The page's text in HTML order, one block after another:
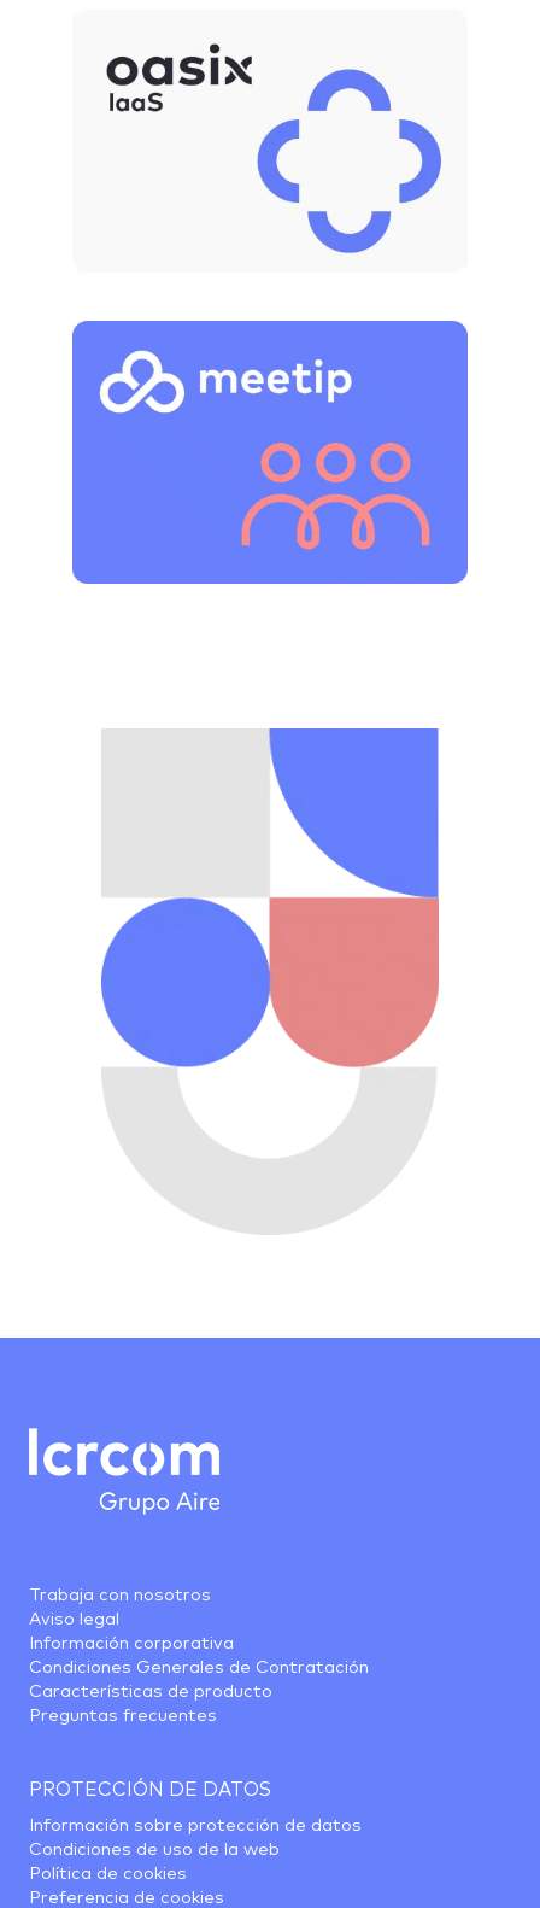
Trabaja con nosotros
Aviso legal
Información corporativa
Condiciones Generales de Contratación
Características de producto
Preguntas frecuentes
PROTECCIÓN DE DATOS
Información sobre protección de datos
Condiciones de uso de la web
Política de cookies
Preferencia de cookies